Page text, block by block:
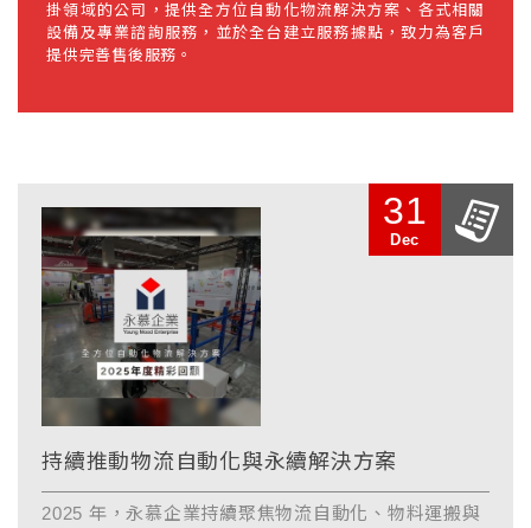
掛領域的公司，提供全方位自動化物流解決方案、各式相關
設備及專業諮詢服務，並於全台建立服務據點，致力為客戶
提供完善售後服務。
持續推動物流自動化與永續解決方案
2025 年，永慕企業持續聚焦物流自動化、物料運搬與
31
Dec